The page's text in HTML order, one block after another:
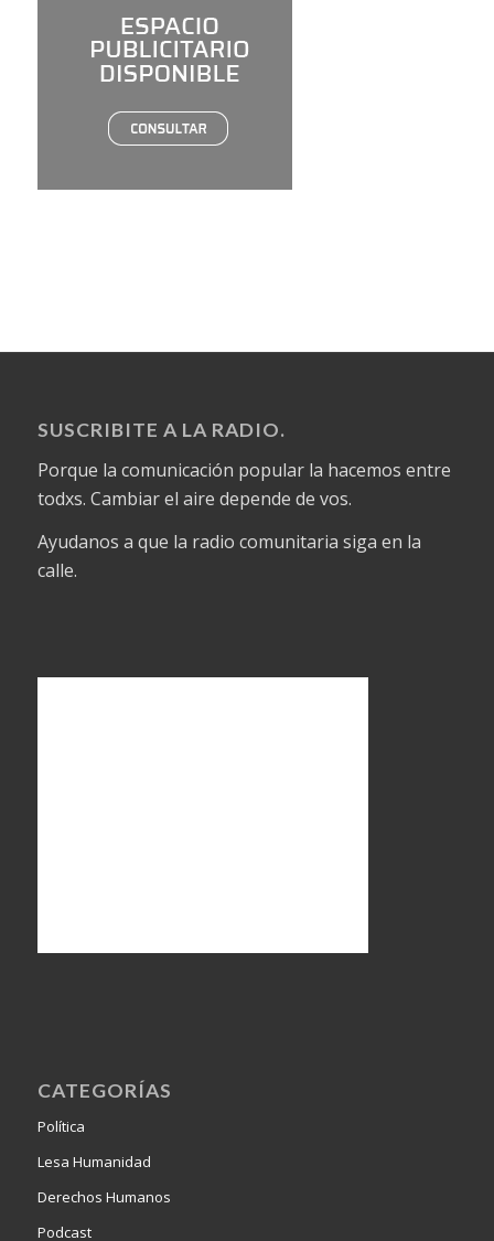
SUSCRIBITE A LA RADIO.
Porque la comunicación popular la hacemos entre
todxs. Cambiar el aire depende de vos.
Ayudanos a que la radio comunitaria siga en la
calle.
CATEGORÍAS
Política
Lesa Humanidad
Derechos Humanos
Podcast